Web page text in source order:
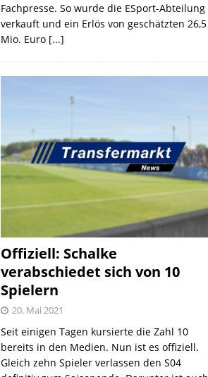
Fachpresse. So wurde die ESport-Abteilung
verkauft und ein Erlös von geschätzten 26,5
Mio. Euro [...]
Offiziell: Schalke
verabschiedet sich von 10
Spielern
20. Mai 2021
Seit einigen Tagen kursierte die Zahl 10
bereits in den Medien. Nun ist es offiziell.
Gleich zehn Spieler verlassen den S04